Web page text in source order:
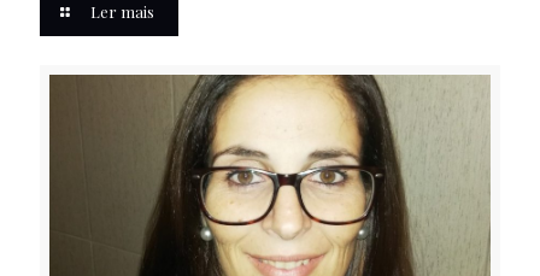
Ler mais